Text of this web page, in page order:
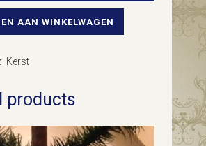
AAN WINKELWAGEN
Kerst
products